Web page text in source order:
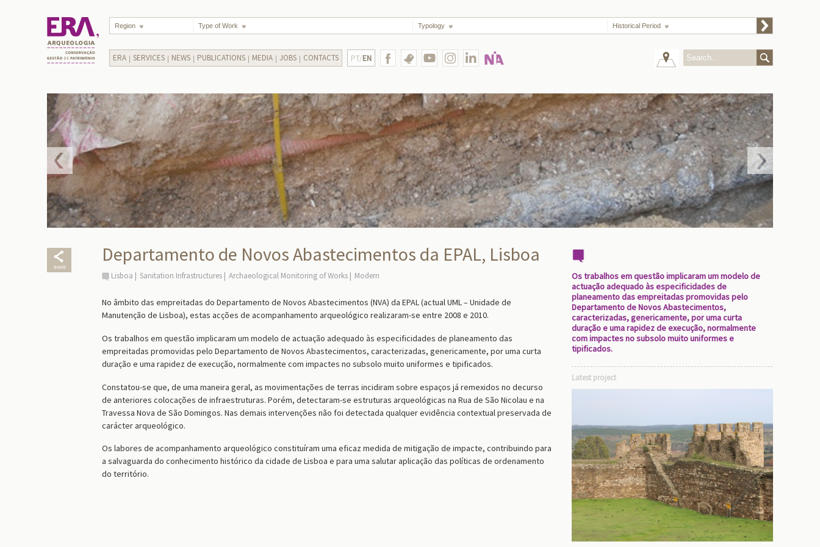
Region Type of Work Typology Historical Period
ERA SERVICES NEWS PUBLICATIONS MEDIA JOBS CONTACTS PT/EN
Departamento de Novos Abastecimentos da EPAL, Lisboa
Lisboa Sanitation Infrastructures Archaeological Monitoring of Works Modern
No âmbito das empreitadas do Departamento de Novos Abastecimentos (NVA) da EPAL (actual UML – Unidade de
Manutenção de Lisboa), estas acções de acompanhamento arqueológico realizaram-se entre 2008 e 2010.
Os trabalhos em questão implicaram um modelo de actuação adequado às especificidades de planeamento das
empreitadas promovidas pelo Departamento de Novos Abastecimentos, caracterizadas, genericamente, por uma curta
duração e uma rapidez de execução, normalmente com impactes no subsolo muito uniformes e tipificados.
Constatou-se que, de uma maneira geral, as movimentações de terras incidiram sobre espaços já remexidos no decurso
de anteriores colocações de infraestruturas. Porém, detectaram-se estruturas arqueológicas na Rua de São Nicolau e na
Travessa Nova de São Domingos. Nas demais intervenções não foi detectada qualquer evidência contextual preservada de
carácter arqueológico.
Os labores de acompanhamento arqueológico constituíram uma eficaz medida de mitigação de impacte, contribuindo para
a salvaguarda do conhecimento histórico da cidade de Lisboa e para uma salutar aplicação das políticas de ordenamento
do território.
Os trabalhos em questão implicaram um modelo de
actuação adequado às especificidades de
planeamento das empreitadas promovidas pelo
Departamento de Novos Abastecimentos,
caracterizadas, genericamente, por uma curta
duração e uma rapidez de execução, normalmente
com impactes no subsolo muito uniformes e
tipificados.
Latest project